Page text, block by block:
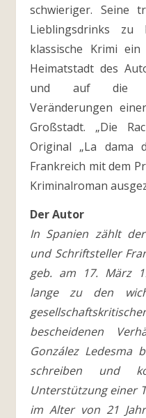
schwieriger. Seine
Lieblingsdrinks
klassische Krimi
Heimatstadt des
und auf die
Veränderungen
Großstadt. „Die
Original „La dama
Frankreich mit dem
Kriminalroman
Der Autor
In Spanien zählt
und Schriftsteller
geb. am 17. März
lange zu den
bescheidenen
González Ledesma
schreiben und
Unterstützung einer
im Alter von 21